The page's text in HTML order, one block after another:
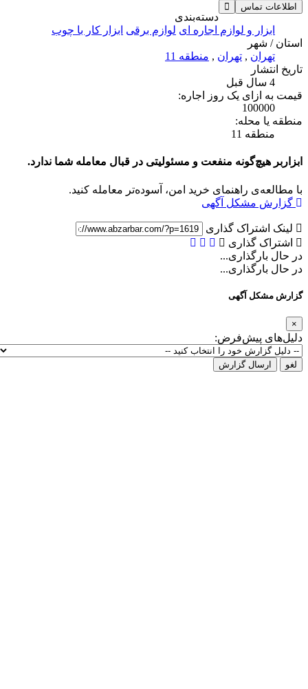
اطلاعات تماس
دسته‌بندی
ابزار و لوازم اجاره ای لوازم برقی
ابزار کار با چوب
استان / شهر
تهران, تهران, منطقه 11
تاریخ انتشار
4 سال قبل
قیمت به ازای یک روز اجاره:
100000
منطقه یا محله:
منطقه 11
ابزاربر هیچ‌گونه منفعت و مسئولیتی در قبال معامله شما ندارد.
با مطالعه‌ی راهنمای خرید امن، آسوده‌تر معامله کنید.
گزارش مشکل آگهی
لینک اشتراک گذاری
اشتراک گذاری
در حال بارگذاری...
در حال بارگذاری...
گزارش مشکل آگهی
×
دلیل‌های پیش‌فرض:
لغو ارسال گزارش